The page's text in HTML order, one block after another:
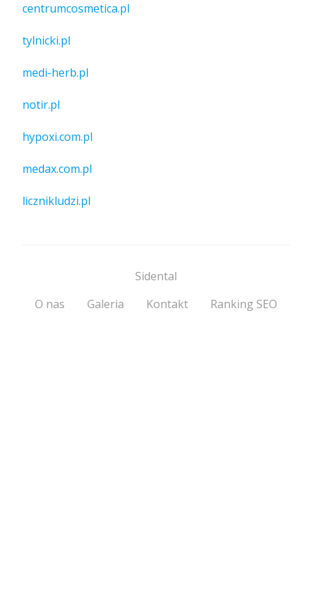
centrumcosmetica.pl
tylnicki.pl
medi-herb.pl
notir.pl
hypoxi.com.pl
medax.com.pl
licznikludzi.pl
Sidental
O nas
Galeria Kontakt Ranking SEO